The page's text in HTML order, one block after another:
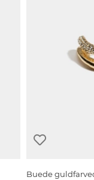
Buede